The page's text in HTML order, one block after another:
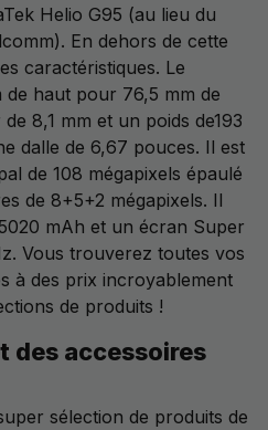
Helio G95 (au lieu du
En dehors de cette
caractéristiques. Le
haut pour 76,5 mm de
8,1 mm et un poids de193
dalle de 6,67 pouces. Il est
de 108 mégapixels épaulé
de 8+5+2 mégapixels. Il
mAh et un écran Super
Vous trouverez toutes vos
à des prix incroyablement
de produits !
des accessoires
sélection de produits de